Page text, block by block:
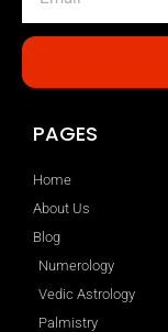
PAGES
Home
About Us
Blog
Numerology
Vedic Astrology
Palmistry